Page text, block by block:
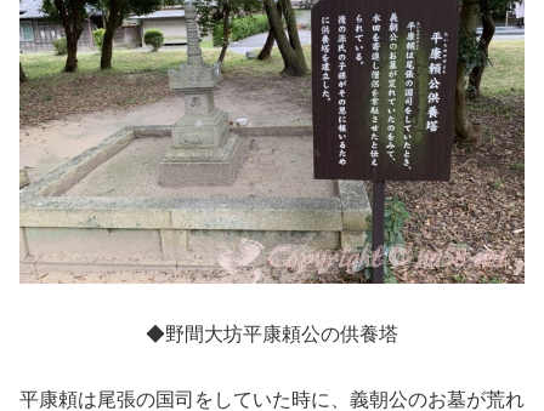
◆野間大坊平康頼公の供養塔
平康頼は尾張の国司をしていた時に、義朝公のお墓が荒れ